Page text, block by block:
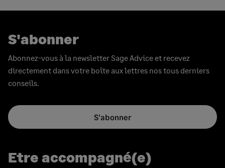
publications
S'abonner
Abonnez-vous à la newsletter Sage Advice et recevez
directement dans votre boîte aux lettres nos tous derniers
conseils.
S'abonner
Etre accompagné(e)